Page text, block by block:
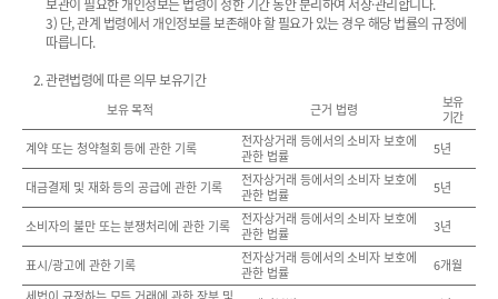
보관이 필요한 개인정보는 법령이 정한 기간 동안 분리하여 저장·관리합니다.
3) 단, 관계 법령에서 개인정보를 보존해야 할 필요가 있는 경우 해당 법률의 규정에
따릅니다.
관련법령에 따른 의무 보유기간
보유 목적 근거 법령
보유
기간
계약 또는 청약철회 등에 관한 기록
전자상거래 등에서의 소비자 보호에
관한 법률
5년
대금결제 및 재화 등의 공급에 관한 기록
전자상거래 등에서의 소비자 보호에
관한 법률
5년
소비자의 불만 또는 분쟁처리에 관한 기록
전자상거래 등에서의 소비자 보호에
관한 법률
3년
표시/광고에 관한 기록
전자상거래 등에서의 소비자 보호에
관한 법률
6개월